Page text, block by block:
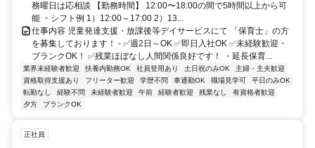
務曜日は応相談 【勤務時間】 12:00〜18:00の間で5時間以上から可
能 ・シフト例 1）12:00～17:00 2）13...
仕事内容 児童発達支援・放課後等デイサービスにて 「保育士」の方
を募集しております！ - ✅週2日～OK ✅即日入社OK ✅未経験歓迎・
ブランクOK！ ✅残業ほぼなし人間関係良好です！ ・延長保育...
業界未経験者歓迎 扶養内勤務OK 社員登用あり 土日祝のみOK
主婦・主夫歓迎
資格取得支援あり
フリーター歓迎 学歴不問 車通勤OK 職場見学可
平日のみOK
転勤なし
経験不問 未経験者歓迎 午前 経験者歓迎 残業なし
有資格者歓迎
夕方
ブランクOK
正社員